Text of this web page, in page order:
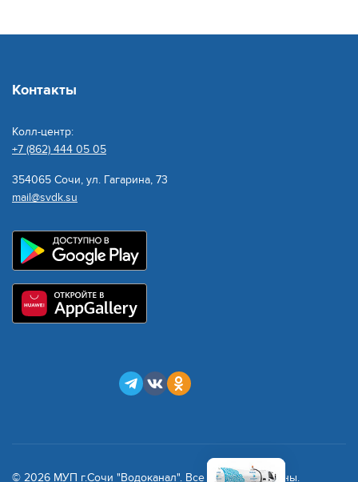
Контакты
Колл-центр:
+7 (862) 444 05 05
354065 Сочи, ул. Гагарина, 73
mail@svdk.su
© 2026 МУП г.Сочи "Водоканал". Все права защищены.